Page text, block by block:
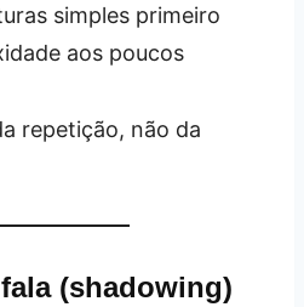
simples primeiro
aos poucos
repetição, não da
(shadowing)